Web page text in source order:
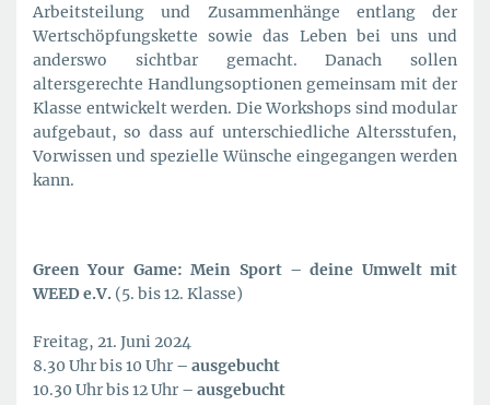
Arbeitsteilung und Zusammenhänge entlang der
Wertschöpfungskette sowie das Leben bei uns und
anderswo sichtbar gemacht. Danach sollen
altersgerechte Handlungsoptionen gemeinsam mit der
Klasse entwickelt werden. Die Workshops sind modular
aufgebaut, so dass auf unterschiedliche Altersstufen,
Vorwissen und spezielle Wünsche eingegangen werden
kann.
Green Your Game: Mein Sport – deine Umwelt mit
WEED e.V. (5. bis 12. Klasse)
Freitag, 21. Juni 2024
8.30 Uhr bis 10 Uhr – ausgebucht
10.30 Uhr bis 12 Uhr – ausgebucht